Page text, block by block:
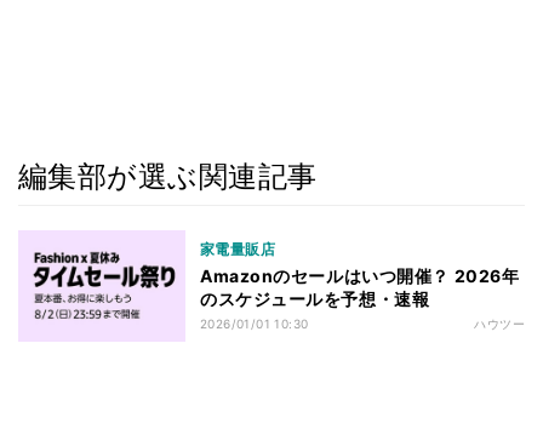
編集部が選ぶ関連記事
家電量販店
Amazonのセールはいつ開催？ 2026年
のスケジュールを予想・速報
2026/01/01 10:30 ハウツー